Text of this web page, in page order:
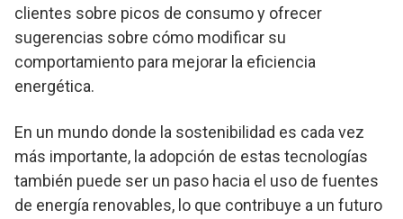
clientes sobre picos de consumo y ofrecer
sugerencias sobre cómo modificar su
comportamiento para mejorar la eficiencia
energética.
En un mundo donde la sostenibilidad es cada vez
más importante, la adopción de estas tecnologías
también puede ser un paso hacia el uso de fuentes
de energía renovables, lo que contribuye a un futuro